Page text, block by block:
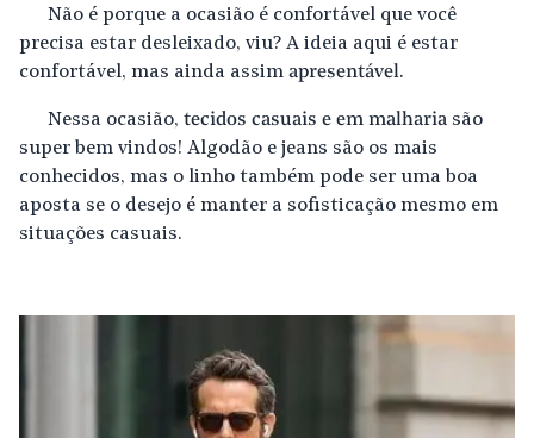
Não é porque a ocasião é confortável que você
precisa estar desleixado, viu? A ideia aqui é estar
confortável, mas ainda assim apresentável.
Nessa ocasião, tecidos casuais e em malharia são
super bem vindos! Algodão e jeans são os mais
conhecidos, mas o linho também pode ser uma boa
aposta se o desejo é manter a sofisticação mesmo em
situações casuais.